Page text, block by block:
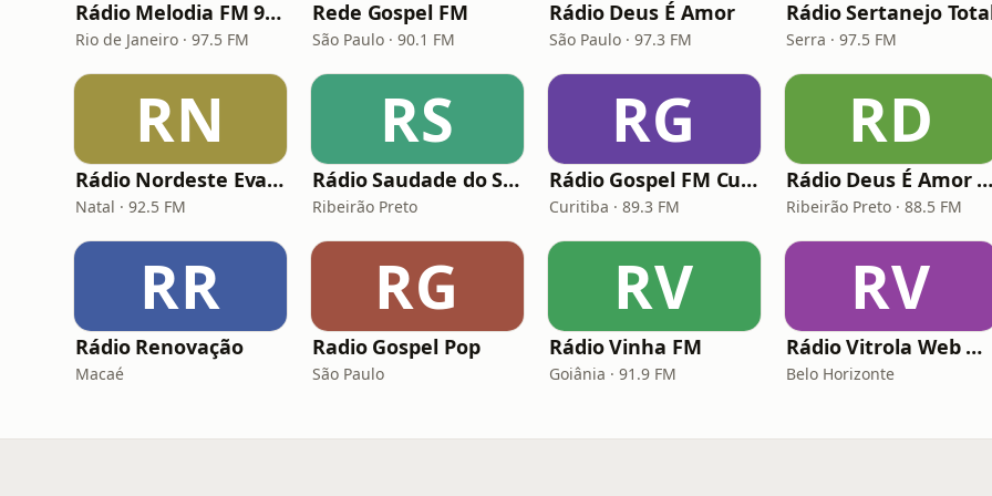
Rádio Melodia FM 97,5
Rio de Janeiro · 97.5 FM
Rede Gospel FM
São Paulo · 90.1 FM
Rádio Deus É Amor
São Paulo · 97.3 FM
Rádio Sertanejo
Serra · 97.5 FM
RN
Rádio Nordeste Evangélica
Natal · 92.5 FM
RS
Rádio Saudade do Sertão
Ribeirão Preto
RG
Rádio Gospel FM Curitiba
Curitiba · 89.3 FM
RD
Rádio Deus É Amor Ribeirão Preto
Ribeirão Preto · 88.5 FM
RR
Rádio Renovação
Macaé
RG
Radio Gospel Pop
São Paulo
RV
Rádio Vinha FM
Goiânia · 91.9 FM
RV
Rádio Vitrola Web Gospel
Belo Horizonte